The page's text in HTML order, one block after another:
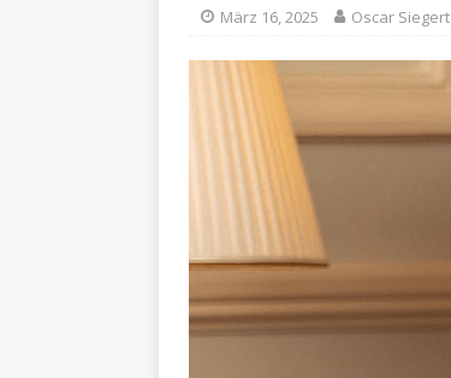
März 16, 2025 Oscar Siegert